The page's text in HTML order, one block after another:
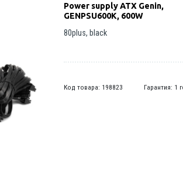
Power supply ATX Genin,
GENPSU600K, 600W
80plus, black
Код товара: 198823 Гарантия: 1